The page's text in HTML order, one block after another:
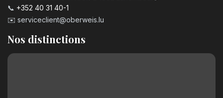
📞 +352 40 31 40-1
✉️ serviceclient@oberweis.lu
Nos distinctions